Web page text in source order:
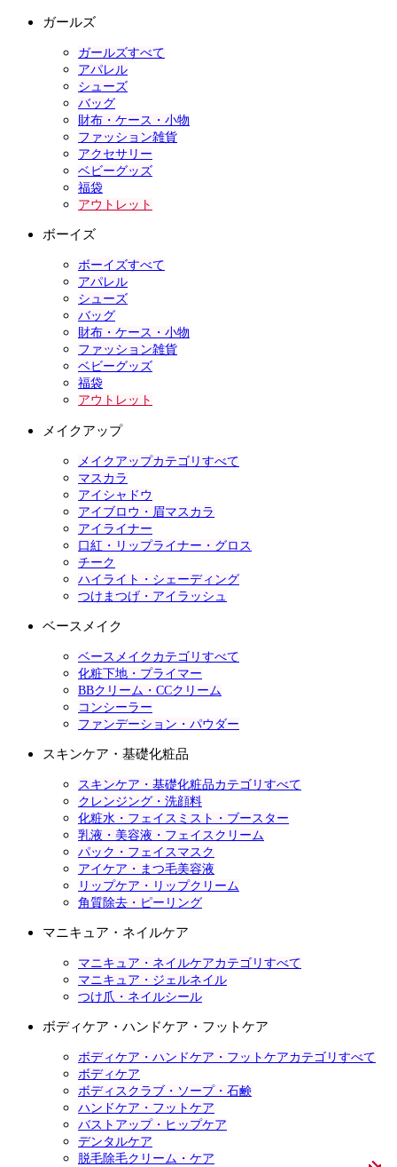
ガールズ
ガールズすべて
アパレル
シューズ
バッグ
財布・ケース・小物
ファッション雑貨
アクセサリー
ベビーグッズ
福袋
アウトレット
ボーイズ
ボーイズすべて
アパレル
シューズ
バッグ
財布・ケース・小物
ファッション雑貨
ベビーグッズ
福袋
アウトレット
メイクアップ
メイクアップカテゴリすべて
マスカラ
アイシャドウ
アイブロウ・眉マスカラ
アイライナー
口紅・リップライナー・グロス
チーク
ハイライト・シェーディング
つけまつげ・アイラッシュ
ベースメイク
ベースメイクカテゴリすべて
化粧下地・プライマー
BBクリーム・CCクリーム
コンシーラー
ファンデーション・パウダー
スキンケア・基礎化粧品
スキンケア・基礎化粧品カテゴリすべて
クレンジング・洗顔料
化粧水・フェイスミスト・ブースター
乳液・美容液・フェイスクリーム
パック・フェイスマスク
アイケア・まつ毛美容液
リップケア・リップクリーム
角質除去・ピーリング
マニキュア・ネイルケア
マニキュア・ネイルケアカテゴリすべて
マニキュア・ジェルネイル
つけ爪・ネイルシール
ボディケア・ハンドケア・フットケア
ボディケア・ハンドケア・フットケアカテゴリすべて
ボディケア
ボディスクラブ・ソープ・石鹸
ハンドケア・フットケア
バストアップ・ヒップケア
デンタルケア
脱毛除毛クリーム・ケア